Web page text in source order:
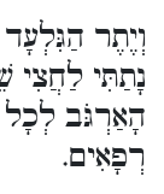
וְיֶתֶר
נָתַתִּי
הָאַרְגֹּב
רְפָאִים.